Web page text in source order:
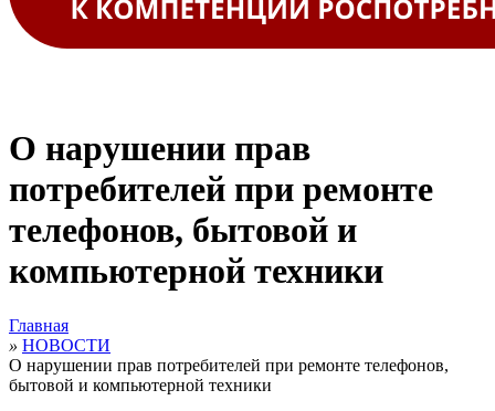
О нарушении прав
потребителей при ремонте
телефонов, бытовой и
компьютерной техники
Главная
» НОВОСТИ
О нарушении прав потребителей при ремонте телефонов,
бытовой и компьютерной техники